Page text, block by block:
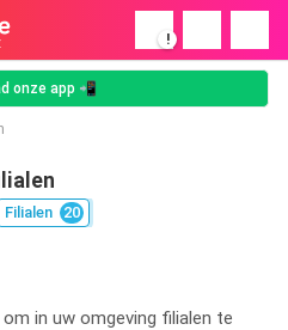
!
onze app 📲
Filialen 20
in uw omgeving filialen te